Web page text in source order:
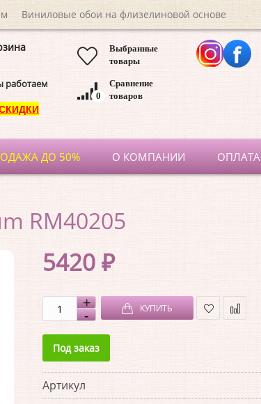
Виниловые обои на флизелиновой основе
работаем
Выбранные
товары
Сравнение
товаров
0
ДО 50% О КОМПАНИИ ОПЛАТА
RM40205
5420 ₽
КУПИТЬ
Под заказ
Артикул